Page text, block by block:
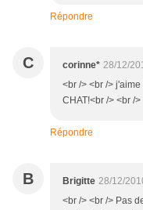
Répondre
C corinne* 28/12/
<br /> <br />
CHAT!<br /> <br /
Répondre
B Brigitte 28/12/
<br /> <br /> Pas